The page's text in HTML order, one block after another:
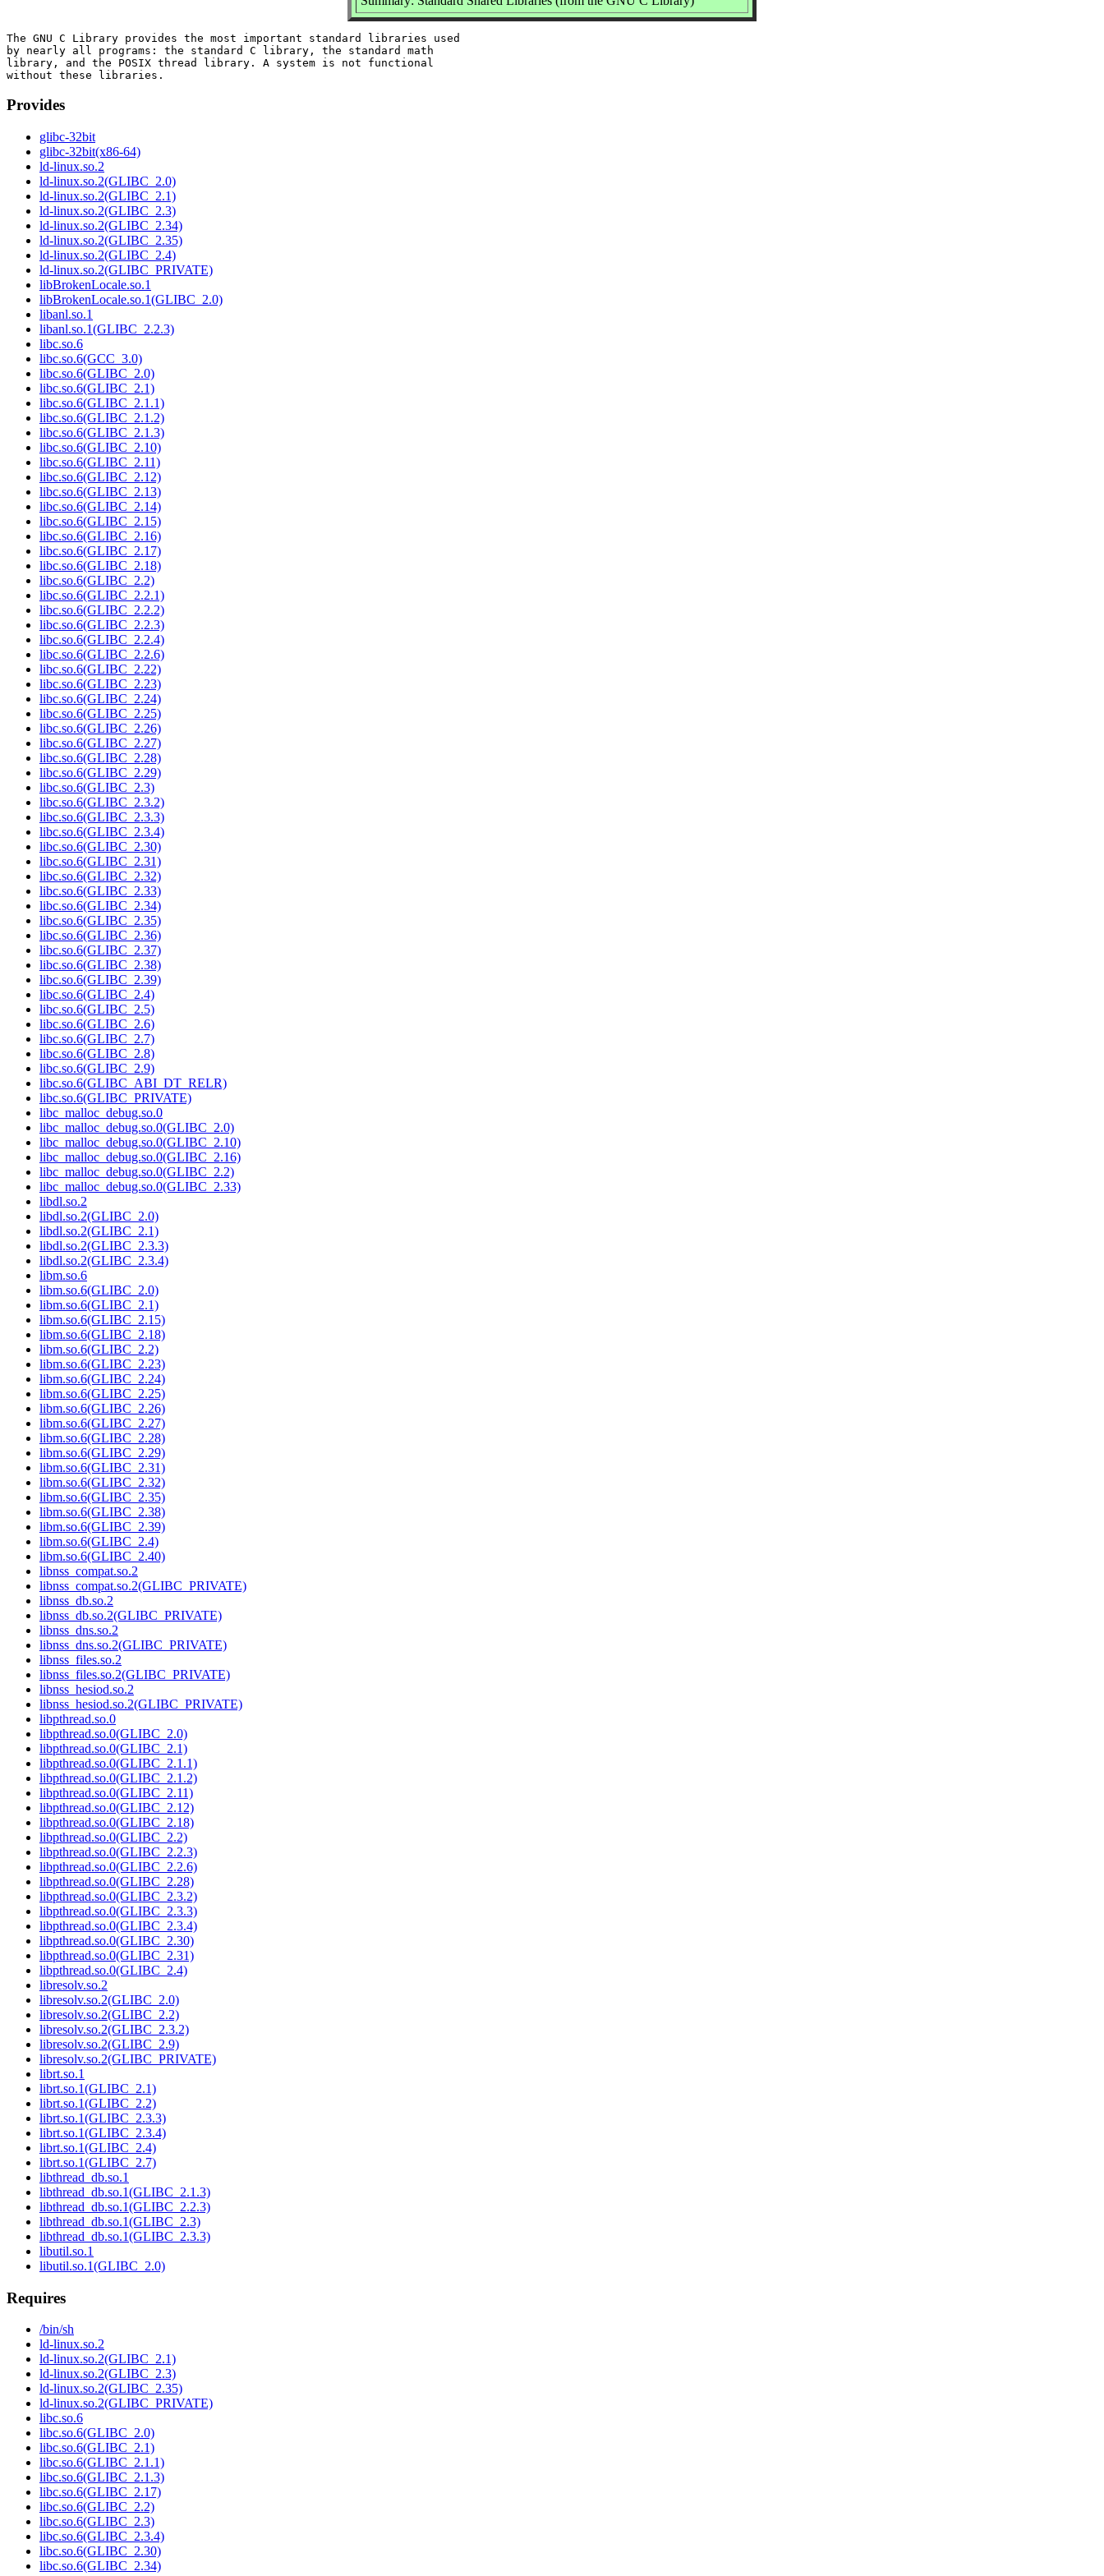
The GNU C Library provides the most important standard libraries used
by nearly all programs: the standard C library, the standard math
library, and the POSIX thread library. A system is not functional
Provides
glibc-32bit
glibc-32bit(x86-64)
ld-linux.so.2
ld-linux.so.2(GLIBC_2.0)
ld-linux.so.2(GLIBC_2.1)
ld-linux.so.2(GLIBC_2.3)
ld-linux.so.2(GLIBC_2.34)
ld-linux.so.2(GLIBC_2.35)
ld-linux.so.2(GLIBC_2.4)
ld-linux.so.2(GLIBC_PRIVATE)
libBrokenLocale.so.1
libBrokenLocale.so.1(GLIBC_2.0)
libanl.so.1
libanl.so.1(GLIBC_2.2.3)
libc.so.6
libc.so.6(GCC_3.0)
libc.so.6(GLIBC_2.0)
libc.so.6(GLIBC_2.1)
libc.so.6(GLIBC_2.1.1)
libc.so.6(GLIBC_2.1.2)
libc.so.6(GLIBC_2.1.3)
libc.so.6(GLIBC_2.10)
libc.so.6(GLIBC_2.11)
libc.so.6(GLIBC_2.12)
libc.so.6(GLIBC_2.13)
libc.so.6(GLIBC_2.14)
libc.so.6(GLIBC_2.15)
libc.so.6(GLIBC_2.16)
libc.so.6(GLIBC_2.17)
libc.so.6(GLIBC_2.18)
libc.so.6(GLIBC_2.2)
libc.so.6(GLIBC_2.2.1)
libc.so.6(GLIBC_2.2.2)
libc.so.6(GLIBC_2.2.3)
libc.so.6(GLIBC_2.2.4)
libc.so.6(GLIBC_2.2.6)
libc.so.6(GLIBC_2.22)
libc.so.6(GLIBC_2.23)
libc.so.6(GLIBC_2.24)
libc.so.6(GLIBC_2.25)
libc.so.6(GLIBC_2.26)
libc.so.6(GLIBC_2.27)
libc.so.6(GLIBC_2.28)
libc.so.6(GLIBC_2.29)
libc.so.6(GLIBC_2.3)
libc.so.6(GLIBC_2.3.2)
libc.so.6(GLIBC_2.3.3)
libc.so.6(GLIBC_2.3.4)
libc.so.6(GLIBC_2.30)
libc.so.6(GLIBC_2.31)
libc.so.6(GLIBC_2.32)
libc.so.6(GLIBC_2.33)
libc.so.6(GLIBC_2.34)
libc.so.6(GLIBC_2.35)
libc.so.6(GLIBC_2.36)
libc.so.6(GLIBC_2.37)
libc.so.6(GLIBC_2.38)
libc.so.6(GLIBC_2.39)
libc.so.6(GLIBC_2.4)
libc.so.6(GLIBC_2.5)
libc.so.6(GLIBC_2.6)
libc.so.6(GLIBC_2.7)
libc.so.6(GLIBC_2.8)
libc.so.6(GLIBC_2.9)
libc.so.6(GLIBC_ABI_DT_RELR)
libc.so.6(GLIBC_PRIVATE)
libc_malloc_debug.so.0
libc_malloc_debug.so.0(GLIBC_2.0)
libc_malloc_debug.so.0(GLIBC_2.10)
libc_malloc_debug.so.0(GLIBC_2.16)
libc_malloc_debug.so.0(GLIBC_2.2)
libc_malloc_debug.so.0(GLIBC_2.33)
libdl.so.2
libdl.so.2(GLIBC_2.0)
libdl.so.2(GLIBC_2.1)
libdl.so.2(GLIBC_2.3.3)
libdl.so.2(GLIBC_2.3.4)
libm.so.6
libm.so.6(GLIBC_2.0)
libm.so.6(GLIBC_2.1)
libm.so.6(GLIBC_2.15)
libm.so.6(GLIBC_2.18)
libm.so.6(GLIBC_2.2)
libm.so.6(GLIBC_2.23)
libm.so.6(GLIBC_2.24)
libm.so.6(GLIBC_2.25)
libm.so.6(GLIBC_2.26)
libm.so.6(GLIBC_2.27)
libm.so.6(GLIBC_2.28)
libm.so.6(GLIBC_2.29)
libm.so.6(GLIBC_2.31)
libm.so.6(GLIBC_2.32)
libm.so.6(GLIBC_2.35)
libm.so.6(GLIBC_2.38)
libm.so.6(GLIBC_2.39)
libm.so.6(GLIBC_2.4)
libm.so.6(GLIBC_2.40)
libnss_compat.so.2
libnss_compat.so.2(GLIBC_PRIVATE)
libnss_db.so.2
libnss_db.so.2(GLIBC_PRIVATE)
libnss_dns.so.2
libnss_dns.so.2(GLIBC_PRIVATE)
libnss_files.so.2
libnss_files.so.2(GLIBC_PRIVATE)
libnss_hesiod.so.2
libnss_hesiod.so.2(GLIBC_PRIVATE)
libpthread.so.0
libpthread.so.0(GLIBC_2.0)
libpthread.so.0(GLIBC_2.1)
libpthread.so.0(GLIBC_2.1.1)
libpthread.so.0(GLIBC_2.1.2)
libpthread.so.0(GLIBC_2.11)
libpthread.so.0(GLIBC_2.12)
libpthread.so.0(GLIBC_2.18)
libpthread.so.0(GLIBC_2.2)
libpthread.so.0(GLIBC_2.2.3)
libpthread.so.0(GLIBC_2.2.6)
libpthread.so.0(GLIBC_2.28)
libpthread.so.0(GLIBC_2.3.2)
libpthread.so.0(GLIBC_2.3.3)
libpthread.so.0(GLIBC_2.3.4)
libpthread.so.0(GLIBC_2.30)
libpthread.so.0(GLIBC_2.31)
libpthread.so.0(GLIBC_2.4)
libresolv.so.2
libresolv.so.2(GLIBC_2.0)
libresolv.so.2(GLIBC_2.2)
libresolv.so.2(GLIBC_2.3.2)
libresolv.so.2(GLIBC_2.9)
libresolv.so.2(GLIBC_PRIVATE)
librt.so.1
librt.so.1(GLIBC_2.1)
librt.so.1(GLIBC_2.2)
librt.so.1(GLIBC_2.3.3)
librt.so.1(GLIBC_2.3.4)
librt.so.1(GLIBC_2.4)
librt.so.1(GLIBC_2.7)
libthread_db.so.1
libthread_db.so.1(GLIBC_2.1.3)
libthread_db.so.1(GLIBC_2.2.3)
libthread_db.so.1(GLIBC_2.3)
libthread_db.so.1(GLIBC_2.3.3)
libutil.so.1
libutil.so.1(GLIBC_2.0)
Requires
/bin/sh
ld-linux.so.2
ld-linux.so.2(GLIBC_2.1)
ld-linux.so.2(GLIBC_2.3)
ld-linux.so.2(GLIBC_2.35)
ld-linux.so.2(GLIBC_PRIVATE)
libc.so.6
libc.so.6(GLIBC_2.0)
libc.so.6(GLIBC_2.1)
libc.so.6(GLIBC_2.1.1)
libc.so.6(GLIBC_2.1.3)
libc.so.6(GLIBC_2.17)
libc.so.6(GLIBC_2.2)
libc.so.6(GLIBC_2.3)
libc.so.6(GLIBC_2.3.4)
libc.so.6(GLIBC_2.30)
libc.so.6(GLIBC_2.34)